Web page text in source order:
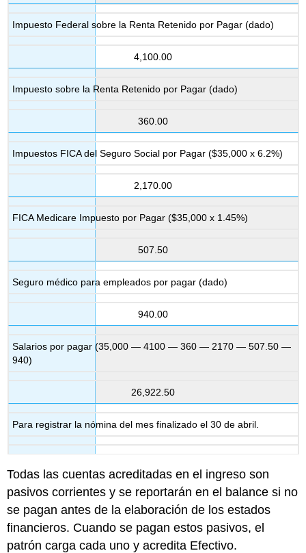
Impuesto Federal sobre la Renta Retenido por Pagar (dado)
4,100.00
Impuesto sobre la Renta Retenido por Pagar (dado)
360.00
Impuestos FICA del Seguro Social por Pagar ($35,000 x 6.2%)
2,170.00
FICA Medicare Impuesto por Pagar ($35,000 x 1.45%)
507.50
Seguro médico para empleados por pagar (dado)
940.00
Salarios por pagar (35,000 — 4100 — 360 — 2170 — 507.50 —
940)
26,922.50
Para registrar la nómina del mes finalizado el 30 de abril.
Todas las cuentas acreditadas en el ingreso son
pasivos corrientes y se reportarán en el balance si no
se pagan antes de la elaboración de los estados
financieros. Cuando se pagan estos pasivos, el
patrón carga cada uno y acredita Efectivo.